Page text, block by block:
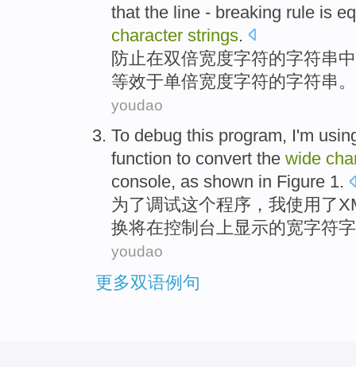
that the line - breaking rule is
character strings.
防止在双倍宽度字符的字符串
等效于单倍宽度字符的字符串。
youdao
To debug this program, I'm
function to convert the wide
console, as shown in Figure 1.
为了调试这个程序 ， 我使用 了
换将在控制 台上显示的宽字符
youdao
更多双语例句